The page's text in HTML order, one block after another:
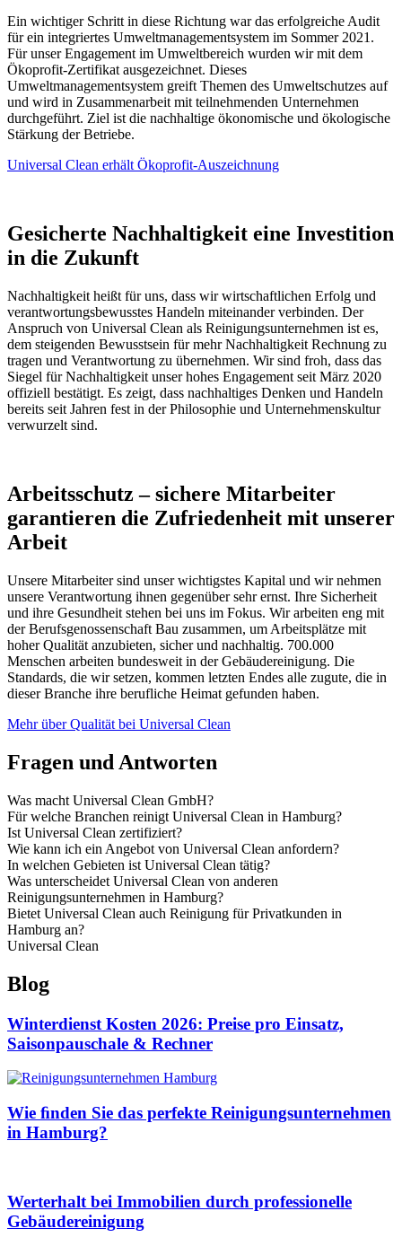
Ein wichtiger Schritt in diese Richtung war das erfolgreiche Audit
für ein integriertes Umweltmanagementsystem im Sommer 2021.
Für unser Engagement im Umweltbereich wurden wir mit dem
Ökoprofit-Zertifikat ausgezeichnet. Dieses
Umweltmanagementsystem greift Themen des Umweltschutzes auf
und wird in Zusammenarbeit mit teilnehmenden Unternehmen
durchgeführt. Ziel ist die nachhaltige ökonomische und ökologische
Stärkung der Betriebe.
Universal Clean erhält Ökoprofit-Auszeichnung
Gesicherte Nachhaltigkeit eine Investition
in die Zukunft
Nachhaltigkeit heißt für uns, dass wir wirtschaftlichen Erfolg und
verantwortungsbewusstes Handeln miteinander verbinden. Der
Anspruch von Universal Clean als Reinigungsunternehmen ist es,
dem steigenden Bewusstsein für mehr Nachhaltigkeit Rechnung zu
tragen und Verantwortung zu übernehmen. Wir sind froh, dass das
Siegel für Nachhaltigkeit unser hohes Engagement seit März 2020
offiziell bestätigt. Es zeigt, dass nachhaltiges Denken und Handeln
bereits seit Jahren fest in der Philosophie und Unternehmenskultur
verwurzelt sind.
Arbeitsschutz – sichere Mitarbeiter
garantieren die Zufriedenheit mit unserer
Arbeit
Unsere Mitarbeiter sind unser wichtigstes Kapital und wir nehmen
unsere Verantwortung ihnen gegenüber sehr ernst. Ihre Sicherheit
und ihre Gesundheit stehen bei uns im Fokus. Wir arbeiten eng mit
der Berufsgenossenschaft Bau zusammen, um Arbeitsplätze mit
hoher Qualität anzubieten, sicher und nachhaltig. 700.000
Menschen arbeiten bundesweit in der Gebäudereinigung. Die
Standards, die wir setzen, kommen letzten Endes alle zugute, die in
dieser Branche ihre berufliche Heimat gefunden haben.
Mehr über Qualität bei Universal Clean
Fragen und Antworten
Was macht Universal Clean GmbH?
Für welche Branchen reinigt Universal Clean in Hamburg?
Ist Universal Clean zertifiziert?
Wie kann ich ein Angebot von Universal Clean anfordern?
In welchen Gebieten ist Universal Clean tätig?
Was unterscheidet Universal Clean von anderen
Reinigungsunternehmen in Hamburg?
Bietet Universal Clean auch Reinigung für Privatkunden in
Hamburg an?
Universal Clean
Blog
Winterdienst Kosten 2026: Preise pro Einsatz,
Saisonpauschale & Rechner
Wie ﬁnden Sie das perfekte Reinigungsunternehmen
in Hamburg?
Werterhalt bei Immobilien durch professionelle
Gebäudereinigung